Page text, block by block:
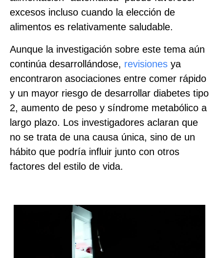
excesos incluso cuando la elección de
alimentos es relativamente saludable.
Aunque la investigación sobre este tema aún
continúa desarrollándose, revisiones ya
encontraron asociaciones entre comer rápido
y un mayor riesgo de desarrollar diabetes tipo
2, aumento de peso y síndrome metabólico a
largo plazo. Los investigadores aclaran que
no se trata de una causa única, sino de un
hábito que podría influir junto con otros
factores del estilo de vida.